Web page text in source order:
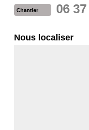
Chantier 06
Nous localiser